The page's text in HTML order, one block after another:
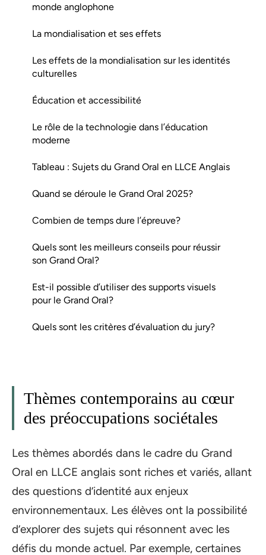
monde anglophone
La mondialisation et ses effets
Les effets de la mondialisation sur les identités
culturelles
Éducation et accessibilité
Le rôle de la technologie dans l’éducation
moderne
Tableau : Sujets du Grand Oral en LLCE Anglais
Quand se déroule le Grand Oral 2025?
Combien de temps dure l’épreuve?
Quels sont les meilleurs conseils pour réussir
son Grand Oral?
Est-il possible d’utiliser des supports visuels
pour le Grand Oral?
Quels sont les critères d’évaluation du jury?
Thèmes contemporains au cœur
des préoccupations sociétales
Les thèmes abordés dans le cadre du Grand
Oral en LLCE anglais sont riches et variés, allant
des questions d’identité aux enjeux
environnementaux. Les élèves ont la possibilité
d’explorer des sujets qui résonnent avec les
défis du monde actuel. Par exemple, certaines